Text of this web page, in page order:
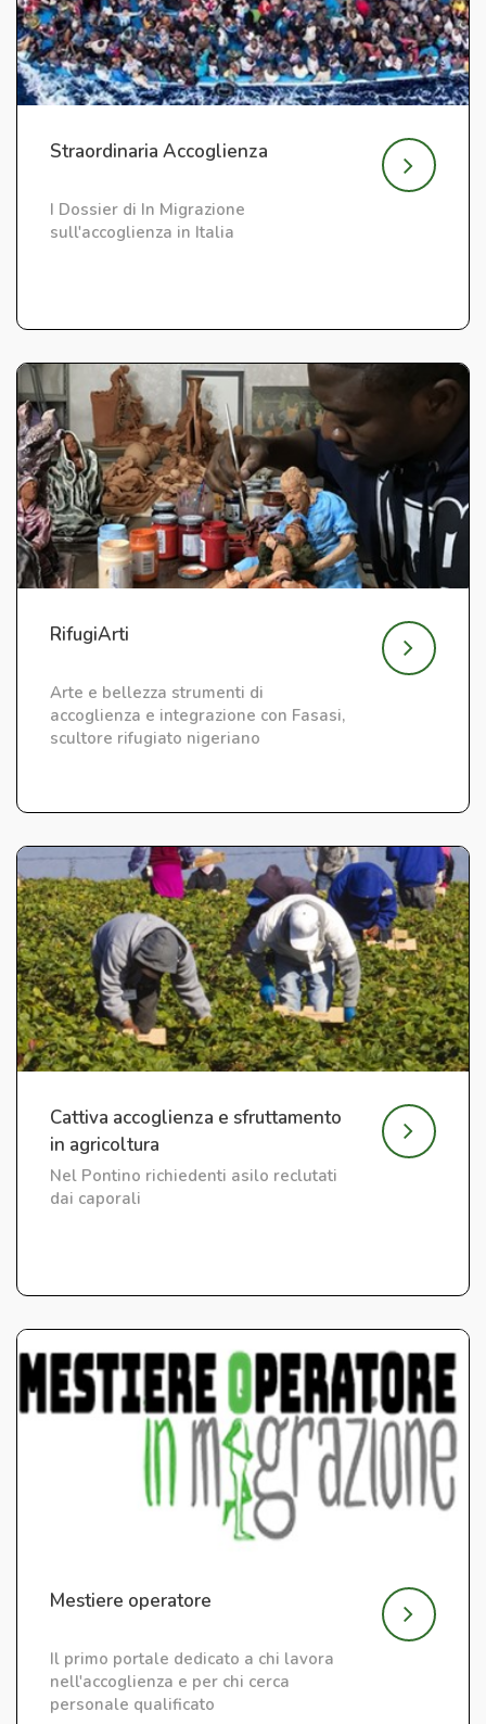
Straordinaria Accoglienza
I Dossier di In Migrazione
sull'accoglienza in Italia
RifugiArti
Arte e bellezza strumenti di
accoglienza e integrazione con Fasasi,
scultore rifugiato nigeriano
Cattiva accoglienza e sfruttamento
in agricoltura
Nel Pontino richiedenti asilo reclutati
dai caporali
Mestiere operatore
Il primo portale dedicato a chi lavora
nell'accoglienza e per chi cerca
personale qualificato